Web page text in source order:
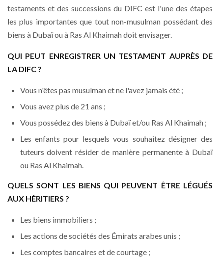
testaments et des successions du DIFC est l'une des étapes
les plus importantes que tout non-musulman possédant des
biens à Dubaï ou à Ras Al Khaimah doit envisager.
QUI PEUT ENREGISTRER UN TESTAMENT AUPRÈS DE
LA DIFC ?
Vous n'êtes pas musulman et ne l'avez jamais été ;
Vous avez plus de 21 ans ;
Vous possédez des biens à Dubaï et/ou Ras Al Khaimah ;
Les enfants pour lesquels vous souhaitez désigner des
tuteurs doivent résider de manière permanente à Dubaï
ou Ras Al Khaimah.
QUELS SONT LES BIENS QUI PEUVENT ÊTRE LÉGUÉS
AUX HÉRITIERS ?
Les biens immobiliers ;
Les actions de sociétés des Émirats arabes unis ;
Les comptes bancaires et de courtage ;